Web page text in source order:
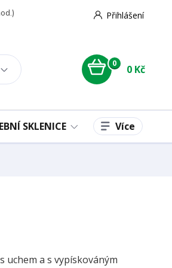
Přihlášení
0 0 Kč
SKLENICE Více
uchem a s vypískováným